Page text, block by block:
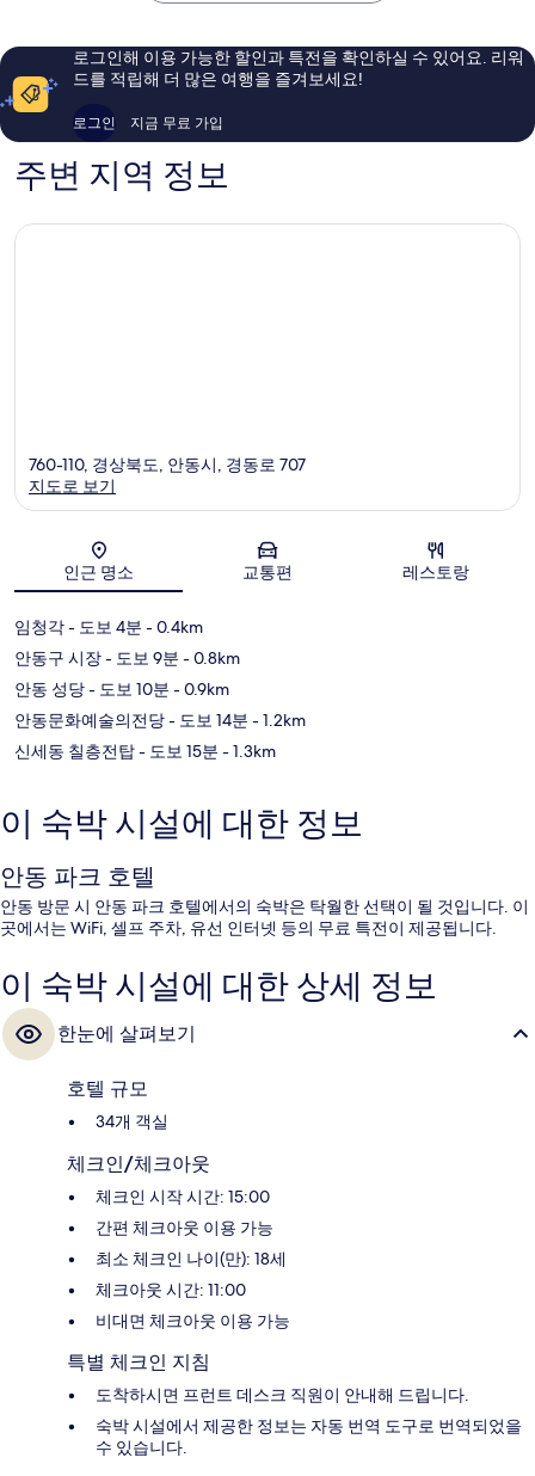
요,
용
후
개
이
로그인해 이용 가능한 할인과 특전을 확인하실 수 있어요. 리워
드를 적립해 더 많은 여행을 즐겨보세요!
로그인 지금 무료 가입
주변 지역 정보
지도
760-110, 경상북도, 안동시, 경동로 707
지도로 보기
인근 명소 교통편 레스토랑
임청각- 도보 4분 - 0.4km
안동구 시장- 도보 9분 - 0.8km
안동 성당- 도보 10분 - 0.9km
안동문화예술의전당- 도보 14분 - 1.2km
신세동 칠층전탑- 도보 15분 - 1.3km
이 숙박 시설에 대한 정보
안동 파크 호텔
안동 방문 시 안동 파크 호텔에서의 숙박은 탁월한 선택이 될 것입니다. 이
곳에서는 WiFi, 셀프 주차, 유선 인터넷 등의 무료 특전이 제공됩니다.
이 숙박 시설에 대한 상세 정보
한눈에 살펴보기
호텔 규모
34개 객실
체크인/체크아웃
체크인 시작 시간: 15:00
간편 체크아웃 이용 가능
최소 체크인 나이(만): 18세
체크아웃 시간: 11:00
비대면 체크아웃 이용 가능
특별 체크인 지침
도착하시면 프런트 데스크 직원이 안내해 드립니다.
숙박 시설에서 제공한 정보는 자동 번역 도구로 번역되었을
수 있습니다.